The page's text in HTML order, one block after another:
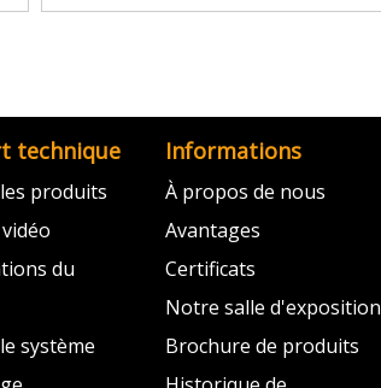
technique
produits
du
système
Informations
À propos de nous
Avantages
Certificats
Notre salle d'exposition
Brochure de produits